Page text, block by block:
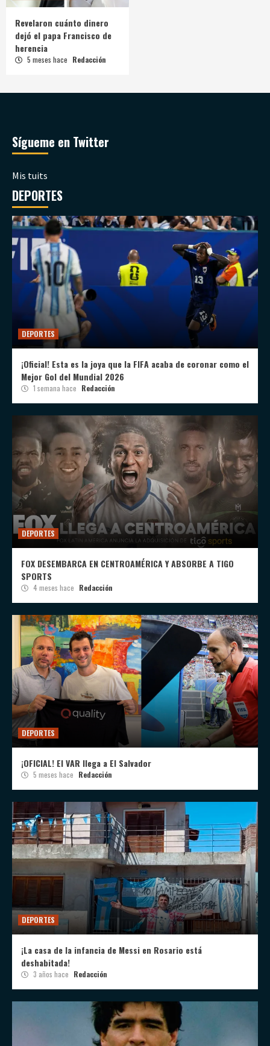
Revelaron cuánto dinero
dejó el papa Francisco de
herencia
5 meses hace Redacción
Sígueme en Twitter
Mis tuits
DEPORTES
DEPORTES
¡Oficial! Esta es la joya que la FIFA acaba de coronar como el
Mejor Gol del Mundial 2026
1 semana hace Redacción
DEPORTES
FOX DESEMBARCA EN CENTROAMÉRICA Y ABSORBE A TIGO
SPORTS
4 meses hace Redacción
DEPORTES
¡OFICIAL! El VAR llega a El Salvador
5 meses hace Redacción
DEPORTES
¡La casa de la infancia de Messi en Rosario está
deshabitada!
3 años hace Redacción